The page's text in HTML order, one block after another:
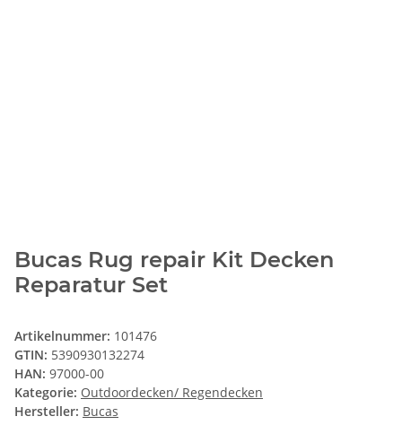
Bucas Rug repair Kit Decken
Reparatur Set
Artikelnummer: 101476
GTIN: 5390930132274
HAN: 97000-00
Kategorie: Outdoordecken/ Regendecken
Hersteller: Bucas